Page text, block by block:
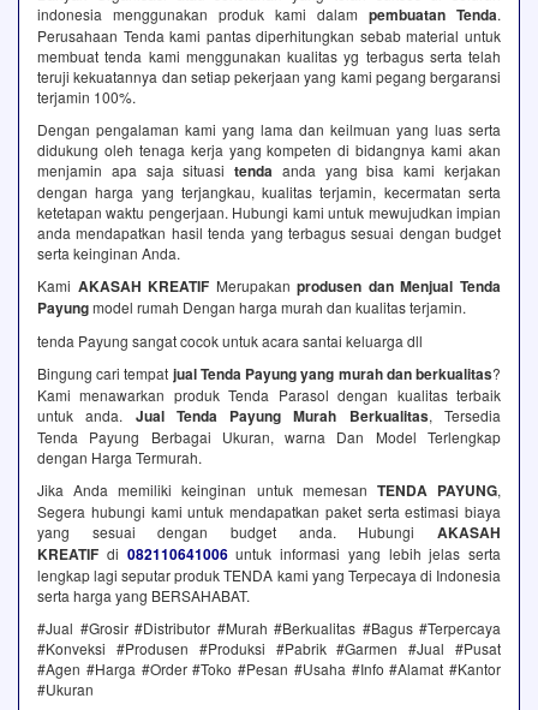
indonesia menggunakan produk kami dalam pembuatan Tenda.
Perusahaan Tenda kami pantas diperhitungkan sebab material untuk
membuat tenda kami menggunakan kualitas yg terbagus serta telah
teruji kekuatannya dan setiap pekerjaan yang kami pegang bergaransi
terjamin 100%.
Dengan pengalaman kami yang lama dan keilmuan yang luas serta
didukung oleh tenaga kerja yang kompeten di bidangnya kami akan
menjamin apa saja situasitenda anda yang bisa kami kerjakan
dengan harga yang terjangkau, kualitas terjamin, kecermatan serta
ketetapan waktu pengerjaan. Hubungi kami untuk mewujudkan impian
anda mendapatkan hasil tenda yang terbagus sesuai dengan budget
serta keinginan Anda.
Kami AKASAH KREATIF Merupakanprodusen dan Menjual Tenda
Payungmodel rumah Dengan harga murah dan kualitas terjamin.
tenda Payung sangat cocok untuk acara santai keluarga dll
Bingung cari tempat jual Tenda Payung yang murah dan berkualitas?
Kami menawarkan produk Tenda Parasol dengan kualitas terbaik
untuk anda. Jual Tenda Payung Murah Berkualitas, Tersedia
Tenda Payung Berbagai Ukuran, warna Dan Model Terlengkap
dengan Harga Termurah.
Jika Anda memiliki keinginan untuk memesan TENDA PAYUNG,
Segera hubungi kami untuk mendapatkan paket serta estimasi biaya
yang sesuai dengan budget anda. Hubungi AKASAH
KREATIF di 082110641006untuk informasi yang lebih jelas serta
lengkap lagi seputar produk TENDA kami yang Terpecaya di Indonesia
serta harga yang BERSAHABAT.
#Jual #Grosir #Distributor #Murah #Berkualitas #Bagus #Terpercaya
#Konveksi #Produsen #Produksi #Pabrik #Garmen #Jual #Pusat
#Agen #Harga #Order #Toko #Pesan #Usaha #Info #Alamat #Kantor
#Ukuran